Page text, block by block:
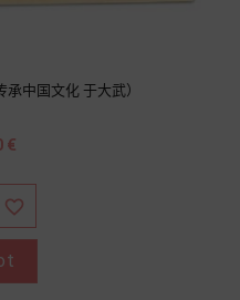
中国文化 于大武）
€
